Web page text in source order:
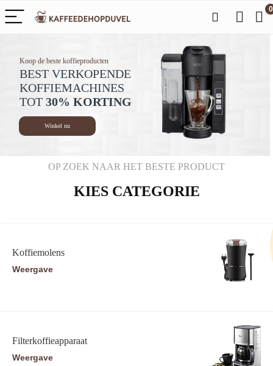
0
BEST VERKOPENDE
KOFFIEMACHINES
TOT 30% KORTING
Koop de beste koffieproducten
Winkel nu
OP ZOEK NAAR HET BESTE PRODUCT
KIES CATEGORIE
Koffiemolens
Weergave
Filterkoffieapparaat
Weergave